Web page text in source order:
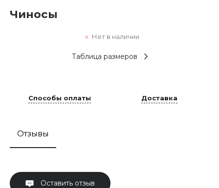
Чиносы
Нет в наличии
Таблица размеров
Способы оплаты Доставка
Отзывы
Оставить отзыв